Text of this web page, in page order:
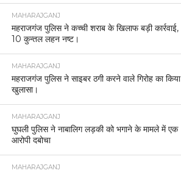
MAHARAJGANJ
महराजगंज पुलिस ने कच्ची शराब के खिलाफ बड़ी कार्रवाई,
10 कुन्तल लहन नष्ट।
MAHARAJGANJ
महराजगंज पुलिस ने साइबर ठगी करने वाले गिरोह का किया
खुलासा।
MAHARAJGANJ
घुघली पुलिस ने नाबालिग लड़की को भगाने के मामले में एक
आरोपी दबोचा
MAHARAJGANJ